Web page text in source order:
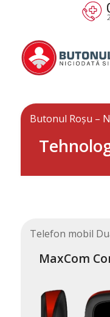
Butonul Roșu –
Telefon mobil
MaxCom